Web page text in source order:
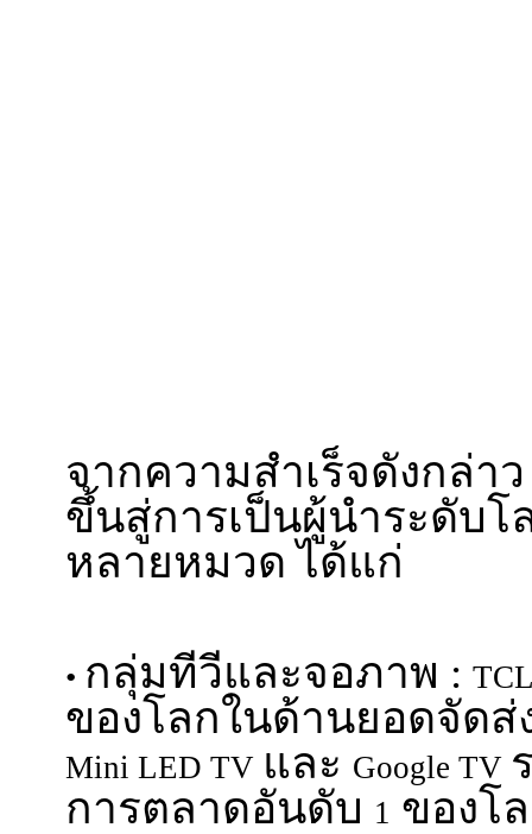
จากความสำเร็จดังกล่า
ขึ้นสู่การเป็นผู้นำระดับ
หลายหมวด ได้แก่
• กลุ่มทีวีและจอภาพ :
ของโลกในด้านยอดจัด
Mini LED TV และ Google TV
การตลาดอันดับ 1 ของโ